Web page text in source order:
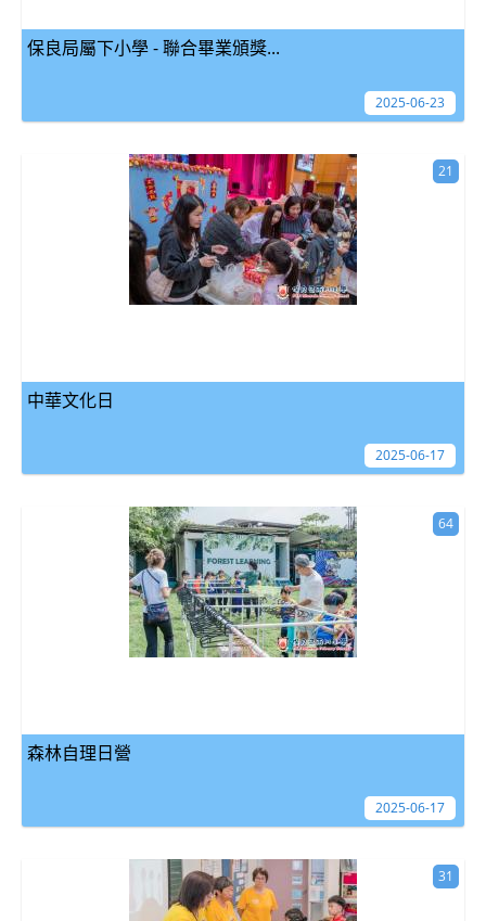
保良局屬下小學 - 聯合畢業頒獎...
2025-06-23
中華文化日
21
2025-06-17
森林自理日營
64
2025-06-17
31